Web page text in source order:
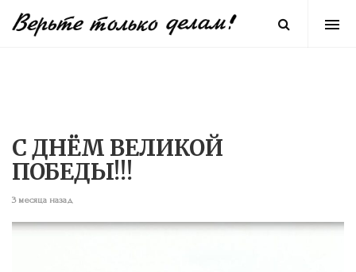
С ДНЁМ ВЕЛИКОЙ
ПОБЕДЫ!!!
3 месяца назад